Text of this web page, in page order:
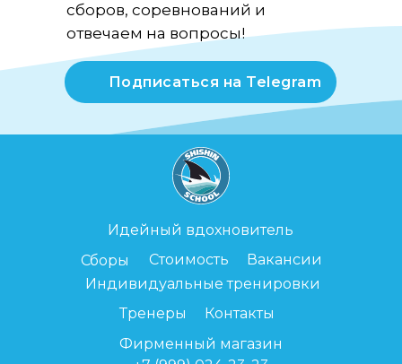
Подписаться на Telegram
сборов, соревнований и
отвечаем на вопросы!
Идейный вдохновитель
Стоимость
Вакансии
Фирменный магазин
Сборы
Тренеры Контакты
Индивидуальные тренировки